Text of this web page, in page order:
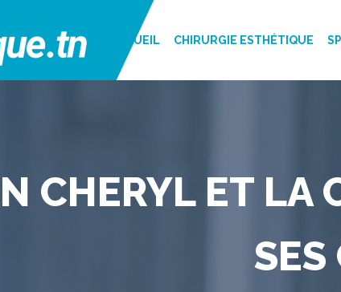
ACCUEIL CHIRURGIE ESTHÉTIQUE
CHERYL ET LA